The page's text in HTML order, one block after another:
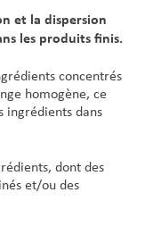
et la dispersion
les produits finis.
concentrés
homogène, ce
ingrédients dans
dont des
et/ou des